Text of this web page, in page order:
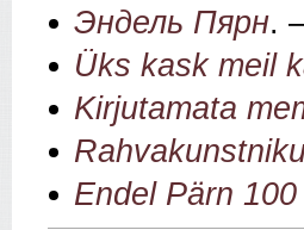
Эндель Пярн.
Üks kask meil
Kirjutamata
Endel Pärn